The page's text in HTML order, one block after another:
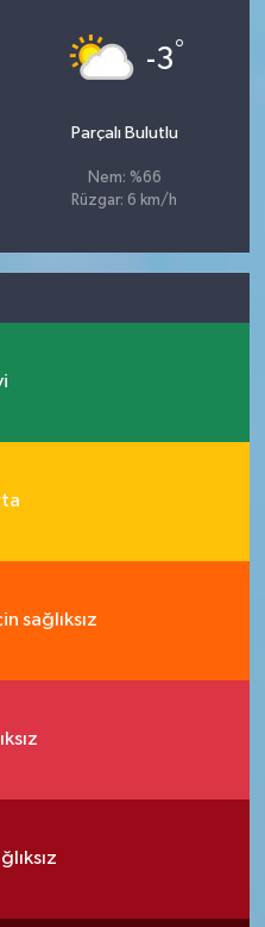
-3°
Parçalı Bulutlu
Nem: %66
Rüzgar: 6 km/h
sağlıksız